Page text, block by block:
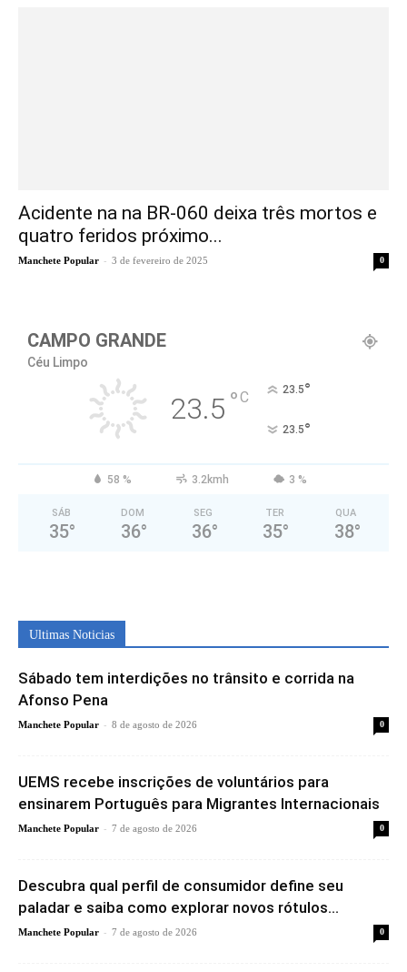
Acidente na na BR-060 deixa três mortos e
quatro feridos próximo...
Manchete Popular - 3 de fevereiro de 2025 0
CAMPO GRANDE
Céu Limpo
23.5 °C 23.5°
23.5°
58 % 3.2kmh 3 %
SÁB
35°
DOM
36°
SEG
36°
TER
35°
QUA
38°
Ultimas Noticias
Sábado tem interdições no trânsito e corrida na
Afonso Pena
Manchete Popular - 8 de agosto de 2026 0
UEMS recebe inscrições de voluntários para
ensinarem Português para Migrantes Internacionais
Manchete Popular - 7 de agosto de 2026 0
Descubra qual perfil de consumidor define seu
paladar e saiba como explorar novos rótulos...
Manchete Popular - 7 de agosto de 2026 0